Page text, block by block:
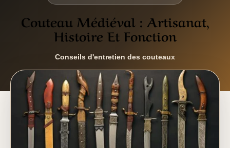
Couteau Médiéval : Artisanat,
Histoire Et Fonction
Conseils d'entretien des couteaux